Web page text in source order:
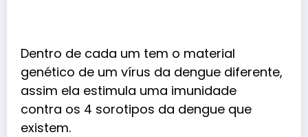
Dentro de cada um tem o material
genético de um vírus da dengue diferente,
assim ela estimula uma imunidade
contra os 4 sorotipos da dengue que
existem.